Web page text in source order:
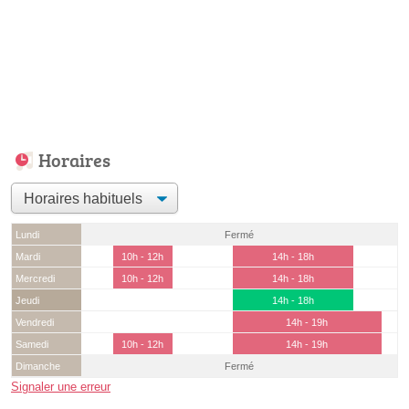
Horaires
Lundi
Fermé
Mardi
10h - 12h
14h - 18h
Mercredi
10h - 12h
14h - 18h
Jeudi
14h - 18h
Vendredi
14h - 19h
Samedi
10h - 12h
14h - 19h
Dimanche
Fermé
Signaler une erreur